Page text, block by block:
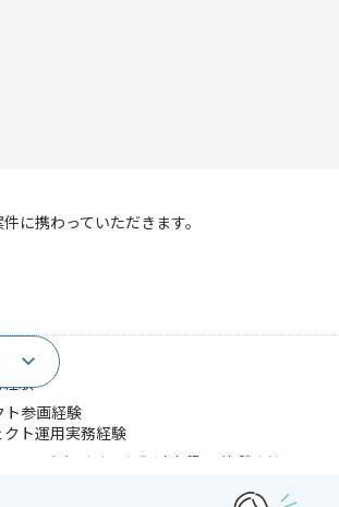
に携わっていただきます。
経験
ト参画経験
クト運用実務経験